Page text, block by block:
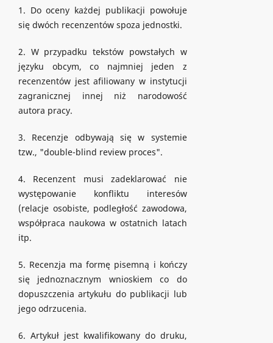
1. Do oceny każdej publikacji powołuje
się dwóch recenzentów spoza jednostki.
2. W przypadku tekstów powstałych w
języku obcym, co najmniej jeden z
recenzentów jest afiliowany w instytucji
zagranicznej innej niż narodowość
autora pracy.
3. Recenzje odbywają się w systemie
tzw., "double-blind review proces".
4. Recenzent musi zadeklarować nie
występowanie konfliktu interesów
(relacje osobiste, podległość zawodowa,
współpraca naukowa w ostatnich latach
itp.
5. Recenzja ma formę pisemną i kończy
się jednoznacznym wnioskiem co do
dopuszczenia artykułu do publikacji lub
jego odrzucenia.
6. Artykuł jest kwalifikowany do druku,